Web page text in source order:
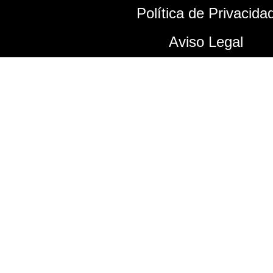
Política de
Aviso Legal